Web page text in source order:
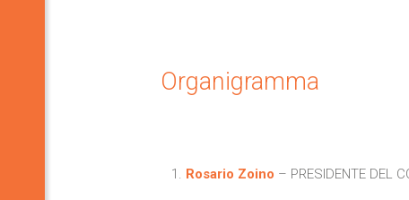
Organigramma
1. Rosario Zoino – PRESIDENTE DEL